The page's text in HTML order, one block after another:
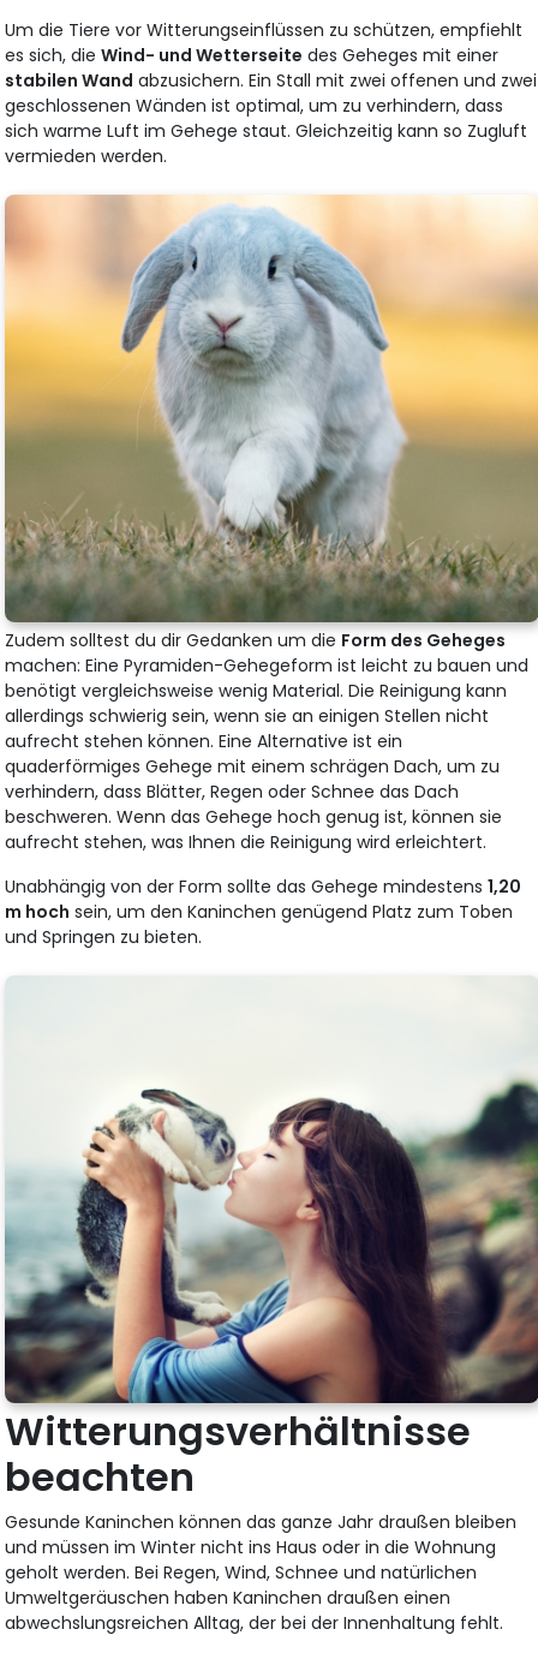
Um die Tiere vor Witterungseinflüssen zu schützen, empfiehlt
es sich, dieWind- und Wetterseite des Geheges mit einer
stabilen Wand abzusichern. Ein Stall mit zwei offenen und zwei
geschlossenen Wänden ist optimal, um zu verhindern, dass
sich warme Luft im Gehege staut. Gleichzeitig kann so Zugluft
vermieden werden.
Zudem solltest du dir Gedanken um die Form des Geheges
machen: Eine Pyramiden-Gehegeform ist leicht zu bauen und
benötigt vergleichsweise wenig Material. Die Reinigung kann
allerdings schwierig sein, wenn sie an einigen Stellen nicht
aufrecht stehen können. Eine Alternative ist ein
quaderförmiges Gehege mit einem schrägen Dach, um zu
verhindern, dass Blätter, Regen oder Schnee das Dach
beschweren. Wenn das Gehege hoch genug ist, können sie
aufrecht stehen, was Ihnen die Reinigung wird erleichtert.
Unabhängig von der Form sollte das Gehege mindestens1,20
m hoch sein, um den Kaninchen genügend Platz zum Toben
und Springen zu bieten.
Witterungsverhältnisse
beachten
Gesunde Kaninchen können das ganze Jahr draußen bleiben
und müssen im Winter nicht ins Haus oder in die Wohnung
geholt werden. Bei Regen, Wind, Schnee und natürlichen
Umweltgeräuschen haben Kaninchen draußen einen
abwechslungsreichen Alltag, der bei der Innenhaltung fehlt.